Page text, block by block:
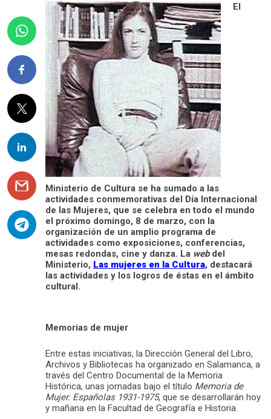
El
Ministerio de Cultura se ha sumado a las
actividades conmemorativas del Día Internacional
de las Mujeres, que se celebra en todo el mundo
el próximo domingo, 8 de marzo, con la
organización de un amplio programa de
actividades como exposiciones, conferencias,
mesas redondas, cine y danza. La webdel
Ministerio, Las mujeres en la Cultura, destacará
las actividades y los logros de éstas en el ámbito
cultural.
Memorias de mujer
Entre estas iniciativas, la Dirección General del Libro,
Archivos y Bibliotecas ha organizado en Salamanca, a
través del Centro Documental de la Memoria
Histórica, unas jornadas bajo el título Memoria de
Mujer. Españolas 1931-1975, que se desarrollarán hoy
y mañana en la Facultad de Geografía e Historia.